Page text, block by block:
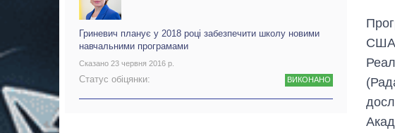
Гриневич планує у 2018 році забезпечити школу новими
навчальними програмами
Сказано 23 червня 2016 р.
Статус обіцянки: ВИКОНАНО
США